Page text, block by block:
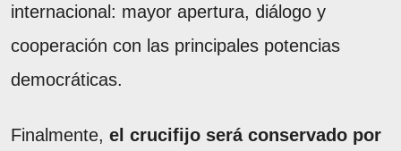
internacional: mayor apertura, diálogo y
cooperación con las principales potencias
democráticas.
Finalmente, el crucifijo será conservado por